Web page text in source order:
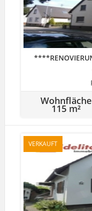
Wohnfläche
115 m²
VERKAUFT